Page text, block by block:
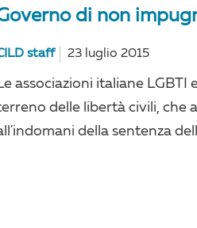
di non
staff 23 luglio 2015
associazioni italiane LGBTI
delle libertà civili, che
della sentenza